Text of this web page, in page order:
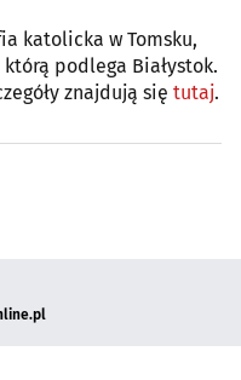
katolicka w Tomsku,
podlega Białystok.
znajdują się tutaj.